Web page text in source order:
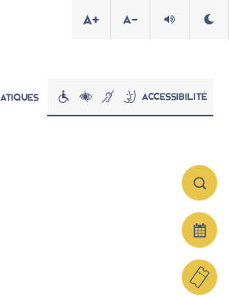
A+ A-
Accessibilité